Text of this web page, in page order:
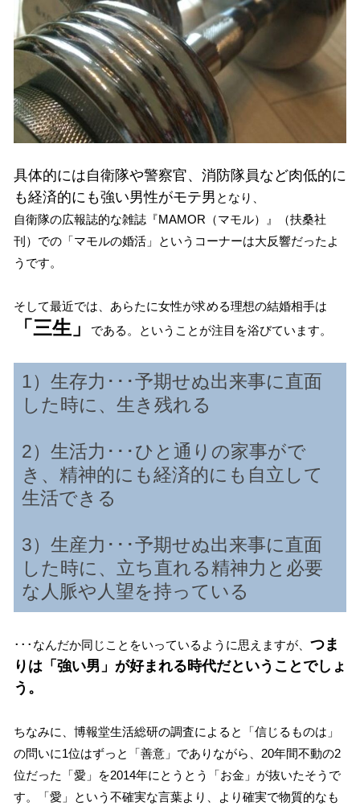
具体的には自衛隊や警察官、消防隊員など肉低的に
も経済的にも強い男性がモテ男 となり、
自衛隊の広報誌的な雑誌『MAMOR（マモル）』（扶桑社
刊）での「マモルの婚活」というコーナーは大反響だったよ
うです。
そして最近では、あらたに女性が求める理想の結婚相手は
「三生」 である。ということが注目を浴びています。
1）生存力･･･予期せぬ出来事に直面
した時に、生き残れる
2）生活力･･･ひと通りの家事がで
き、精神的にも経済的にも自立して
生活できる
3）生産力･･･予期せぬ出来事に直面
した時に、立ち直れる精神力と必要
な人脈や人望を持っている
･･･なんだか同じことをいっているように思えますが、 つま
りは「強い男」が好まれる時代だということでしょ
う。
ちなみに、博報堂生活総研の調査によると「信じるものは」
の問いに1位はずっと「善意」でありながら、20年間不動の2
位だった「愛」を2014年にとうとう「お金」が抜いたそうで
す。「愛」という不確実な言葉より、より確実で物質的なも